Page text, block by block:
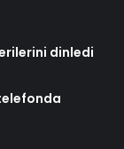
dinledi